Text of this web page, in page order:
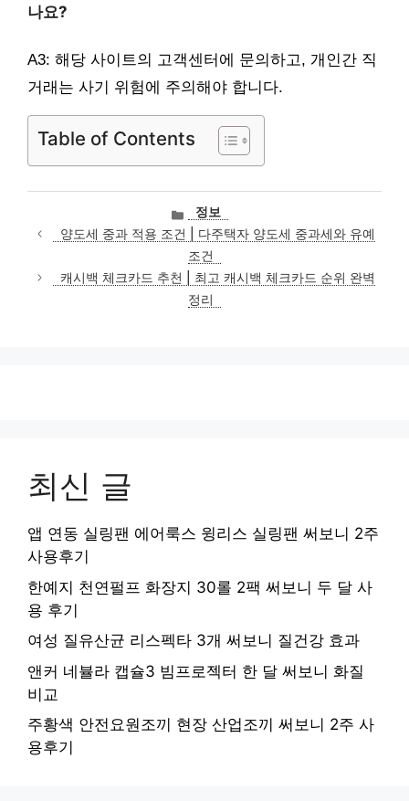
나요?
A3: 해당 사이트의 고객센터에 문의하고, 개인간 직
거래는 사기 위험에 주의해야 합니다.
Table of Contents
카
테
고
리
정보
양도세 중과 적용 조건 | 다주택자 양도세 중과세와 유예
조건
캐시백 체크카드 추천 | 최고 캐시백 체크카드 순위 완벽
정리
최신 글
앱 연동 실링팬 에어룩스 윙리스 실링팬 써보니 2주
사용후기
한예지 천연펄프 화장지 30롤 2팩 써보니 두 달 사
용 후기
여성 질유산균 리스펙타 3개 써보니 질건강 효과
앤커 네뷸라 캡슐3 빔프로젝터 한 달 써보니 화질
비교
주황색 안전요원조끼 현장 산업조끼 써보니 2주 사
용후기